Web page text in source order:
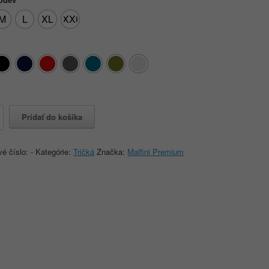
L XL XXL
Pridať do košíka
číslo:- Kategórie:Tričká Značka: Malfini Premium